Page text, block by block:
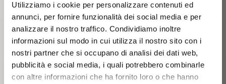
Utilizziamo i cookie per personalizzare contenuti ed
annunci, per fornire funzionalità dei social media e per
analizzare il nostro traffico. Condividiamo inoltre
informazioni sul modo in cui utilizza il nostro sito con i
nostri partner che si occupano di analisi dei dati web,
pubblicità e social media, i quali potrebbero combinarle
con altre informazioni che ha fornito loro o che hanno